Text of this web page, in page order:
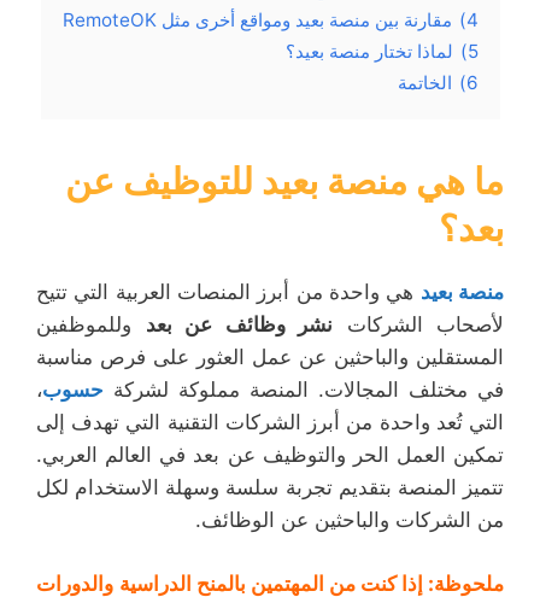
4)
مقارنة بين منصة بعيد ومواقع أخرى مثل RemoteOK
5)
لماذا تختار منصة بعيد؟
6)
الخاتمة
ما هي منصة بعيد للتوظيف عن
بعد؟
منصة بعيد هي واحدة من أبرز المنصات العربية التي تتيح
لأصحاب الشركات نشر وظائف عن بعد وللموظفين
المستقلين والباحثين عن عمل العثور على فرص مناسبة
في مختلف المجالات. المنصة مملوكة لشركة حسوب،
التي تُعد واحدة من أبرز الشركات التقنية التي تهدف إلى
تمكين العمل الحر والتوظيف عن بعد في العالم العربي.
تتميز المنصة بتقديم تجربة سلسة وسهلة الاستخدام لكل
من الشركات والباحثين عن الوظائف.
ملحوظة: إذا كنت من المهتمين بالمنح الدراسية والدورات